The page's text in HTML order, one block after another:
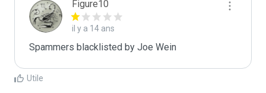
Figure10
il y a 14 ans
Spammers blacklisted by Joe Wein
Utile